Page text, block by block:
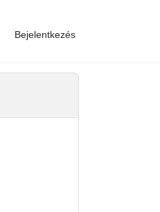
Bejelentkezés